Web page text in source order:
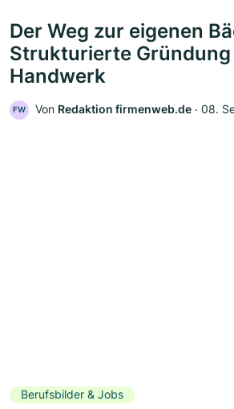
Der Weg zur eigenen
Strukturierte Gründung
Handwerk
FW Von Redaktion firmenweb.de ‧ 08.
Berufsbilder & Jobs